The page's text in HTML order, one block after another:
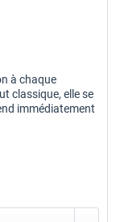
à chaque
classique, elle se
immédiatement